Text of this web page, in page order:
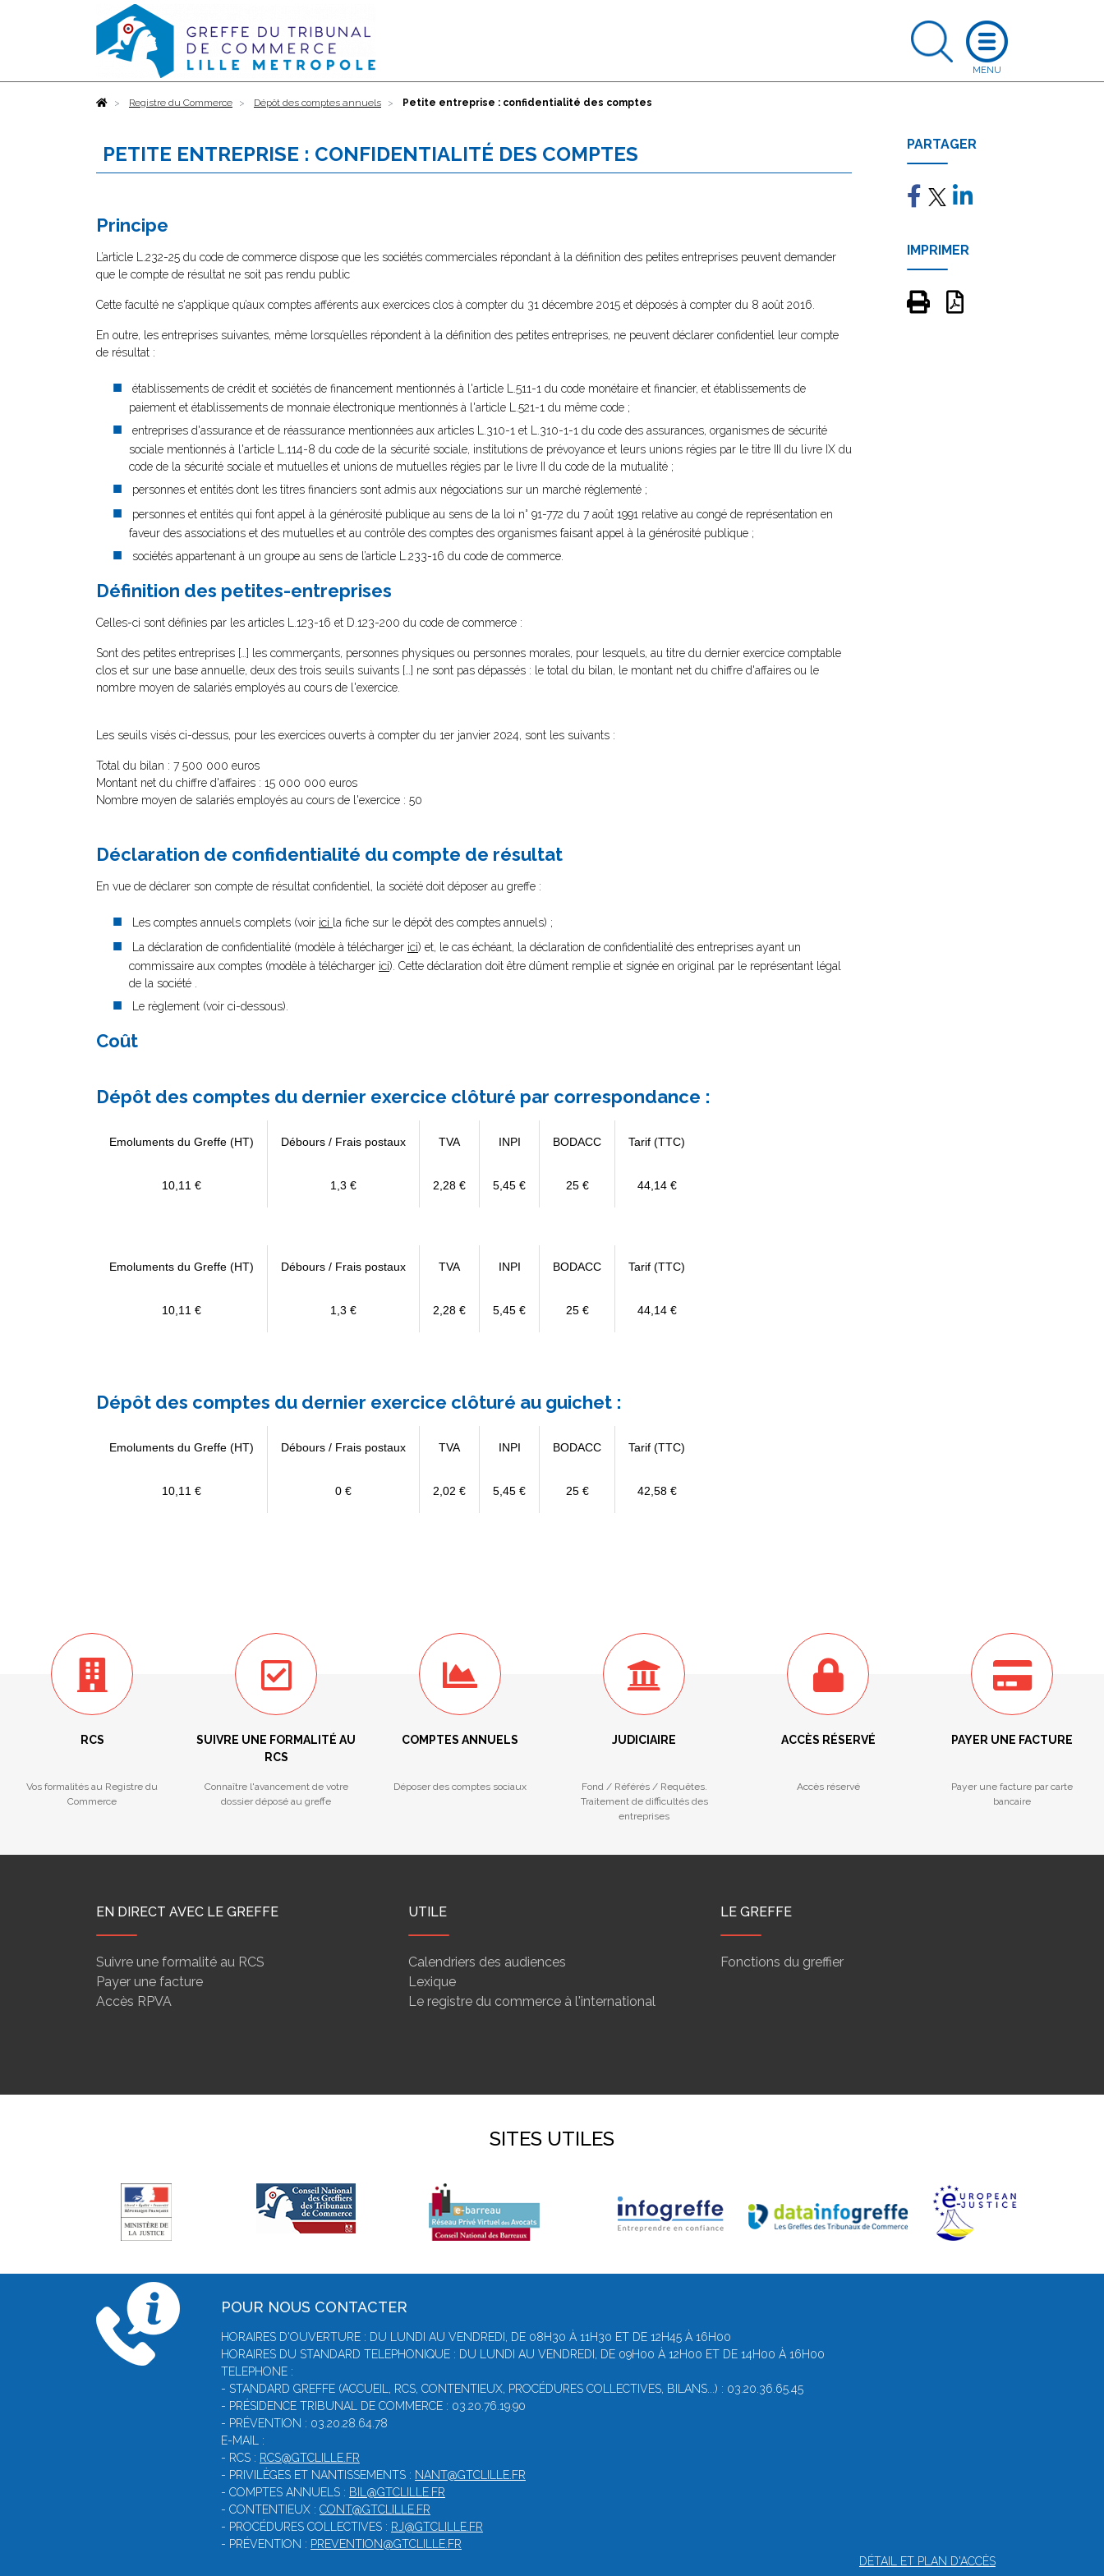
AccueilRegistre du Commerce Dépôt des comptes annuels Petite entreprise : confidentialité des comptes
PETITE ENTREPRISE : CONFIDENTIALITÉ DES COMPTES
Principe
L’article L.232-25 du code de commerce dispose que les sociétés commerciales répondant à la définition des petites entreprises peuvent demander
que le compte de résultat ne soit pas rendu public
Cette faculté ne s'applique qu’aux comptes afférents aux exercices clos à compter du 31 décembre 2015 et déposés à compter du 8 août 2016.
En outre, les entreprises suivantes, même lorsqu’elles répondent à la définition des petites entreprises, ne peuvent déclarer confidentiel leur compte
de résultat :
établissements de crédit et sociétés de financement mentionnés à l'article L.511-1 du code monétaire et financier, et établissements de
paiement et établissements de monnaie électronique mentionnés à l'article L.521-1 du même code ;
entreprises d'assurance et de réassurance mentionnées aux articles L.310-1 et L.310-1-1 du code des assurances, organismes de sécurité
sociale mentionnés à l'article L.114-8 du code de la sécurité sociale, institutions de prévoyance et leurs unions régies par le titre III du livre IX du
code de la sécurité sociale et mutuelles et unions de mutuelles régies par le livre II du code de la mutualité ;
personnes et entités dont les titres financiers sont admis aux négociations sur un marché réglementé ;
personnes et entités qui font appel à la générosité publique au sens de la loi n° 91-772 du 7 août 1991 relative au congé de représentation en
faveur des associations et des mutuelles et au contrôle des comptes des organismes faisant appel à la générosité publique ;
sociétés appartenant à un groupe au sens de l’article L.233-16 du code de commerce.
Définition des petites-entreprises
Celles-ci sont définies par les articles L.123-16 et D.123-200 du code de commerce :
Sont des petites entreprises […] les commerçants, personnes physiques ou personnes morales, pour lesquels, au titre du dernier exercice comptable
clos et sur une base annuelle, deux des trois seuils suivants […] ne sont pas dépassés : le total du bilan, le montant net du chiffre d'affaires ou le
nombre moyen de salariés employés au cours de l'exercice.
Les seuils visés ci-dessus, pour les exercices ouverts à compter du 1er janvier 2024, sont les suivants :
Total du bilan : 7 500 000 euros
Montant net du chiffre d'affaires : 15 000 000 euros
Nombre moyen de salariés employés au cours de l'exercice : 50
Déclaration de confidentialité du compte de résultat
En vue de déclarer son compte de résultat confidentiel, la société doit déposer au greffe :
Les comptes annuels complets (voir ici la fiche sur le dépôt des comptes annuels) ;
La déclaration de confidentialité (modèle à télécharger ici) et, le cas échéant, la déclaration de confidentialité des entreprises ayant un
commissaire aux comptes (modèle à télécharger ici). Cette déclaration doit être dûment remplie et signée en original par le représentant légal
de la société .
Le règlement (voir ci-dessous).
Coût
Dépôt des comptes du dernier exercice clôturé par correspondance :
Emoluments du Greffe (HT) Débours / Frais postaux TVA INPI BODACC Tarif (TTC)
10,11 € 1,3 € 2,28 € 5,45 € 25 € 44,14 €
Emoluments du Greffe (HT) Débours / Frais postaux TVA INPI BODACC Tarif (TTC)
10,11 € 1,3 € 2,28 € 5,45 € 25 € 44,14 €
Dépôt des comptes du dernier exercice clôturé au guichet :
Emoluments du Greffe (HT) Débours / Frais postaux TVA INPI BODACC Tarif (TTC)
10,11 € 0 € 2,02 € 5,45 € 25 € 42,58 €
PARTAGER
IMPRIMER
RCS
Vos formalités au Registre du
Commerce
SUIVRE UNE FORMALITÉ AU
RCS
Connaître l'avancement de votre
dossier déposé au greffe
COMPTES ANNUELS
Déposer des comptes sociaux
JUDICIAIRE
Fond / Référés / Requêtes.
Traitement de difficultés des
entreprises
ACCÈS RÉSERVÉ
Accès réservé
PAYER UNE FACTURE
Payer une facture par carte
bancaire
EN DIRECT AVEC LE GREFFE
Suivre une formalité au RCS
Payer une facture
Accès RPVA
UTILE
Calendriers des audiences
Lexique
Le registre du commerce à l'international
LE GREFFE
Fonctions du greffier
SITES UTILES
POUR NOUS CONTACTER
HORAIRES D'OUVERTURE : DU LUNDI AU VENDREDI, DE 08H30 À 11H30 ET DE 12H45 À 16H00
HORAIRES DU STANDARD TELEPHONIQUE : DU LUNDI AU VENDREDI, DE 09H00 À 12H00 ET DE 14H00 À 16H00
TELEPHONE :
- STANDARD GREFFE (ACCUEIL, RCS, CONTENTIEUX, PROCÉDURES COLLECTIVES, BILANS...) : 03.20.36.65.45
- PRÉSIDENCE TRIBUNAL DE COMMERCE : 03.20.76.19.90
- PRÉVENTION : 03.20.28.64.78
E-MAIL :
- RCS : RCS@GTCLILLE.FR
- PRIVILÈGES ET NANTISSEMENTS : NANT@GTCLILLE.FR
- COMPTES ANNUELS : BIL@GTCLILLE.FR
- CONTENTIEUX : CONT@GTCLILLE.FR
- PROCÉDURES COLLECTIVES : RJ@GTCLILLE.FR
- PRÉVENTION : PREVENTION@GTCLILLE.FR
DÉTAIL ET PLAN D'ACCÈS